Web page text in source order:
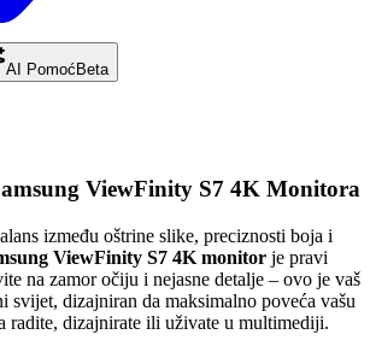
AI Pomoć Beta
ViewFinity S7 4K Monitora
između oštrine slike, preciznosti boja i
ViewFinity S7 4K monitor je pravi
na zamor očiju i nejasne detalje – ovo je vaš
svijet, dizajniran da maksimalno poveća vašu
radite, dizajnirate ili uživate u multimediji.